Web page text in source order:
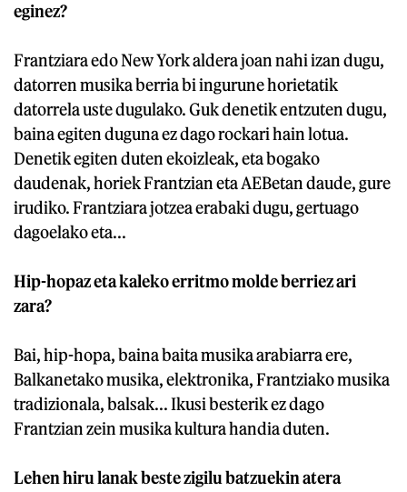
eginez?
Frantziara edo New York aldera joan nahi izan dugu,
datorren musika berria bi ingurune horietatik
datorrela uste dugulako. Guk denetik entzuten dugu,
baina egiten duguna ez dago rockari hain lotua.
Denetik egiten duten ekoizleak, eta bogako
daudenak, horiek Frantzian eta AEBetan daude, gure
irudiko. Frantziara jotzea erabaki dugu, gertuago
dagoelako eta...
Hip-hopaz eta kaleko erritmo molde berriez ari
zara?
Bai, hip-hopa, baina baita musika arabiarra ere,
Balkanetako musika, elektronika, Frantziako musika
tradizionala, balsak... Ikusi besterik ez dago
Frantzian zein musika kultura handia duten.
Lehen hiru lanak beste zigilu batzuekin atera